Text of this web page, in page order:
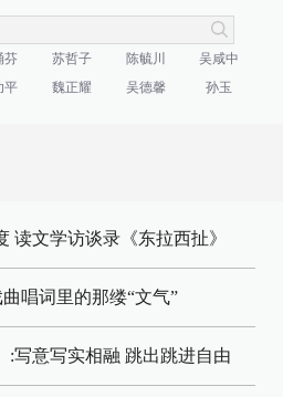
芬 苏哲子 陈毓川
吴咸中
平 魏正耀 吴德馨 孙玉
读文学访谈录《东拉西扯》
唱词里的那缕“文气”
:写意写实相融 跳出跳进自由